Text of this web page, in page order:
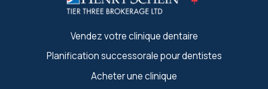
Vendez votre clinique dentaire
Planification successorale pour dentistes
Acheter une clinique